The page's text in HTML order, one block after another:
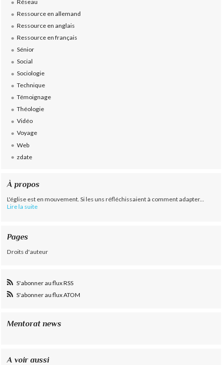
Réseau
Ressource en allemand
Ressource en anglais
Ressource en français
Sénior
Social
Sociologie
Technique
Témoignage
Théologie
Vidéo
Voyage
Web
zdate
À propos
L'église est en mouvement. Si les uns réfléchissaient à comment adapter...
Lire la suite
Pages
Droits d'auteur
S'abonner au flux RSS
S'abonner au flux ATOM
Mentorat news
A voir aussi